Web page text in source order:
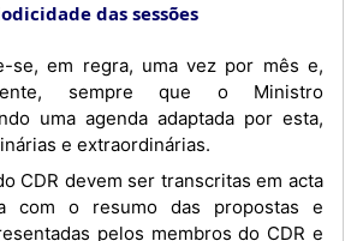
das sessões
sempre que o Ministro
uma agenda adaptada por esta,
e extraordinárias.
com o resumo das propostas e
pelos membros do CDR e